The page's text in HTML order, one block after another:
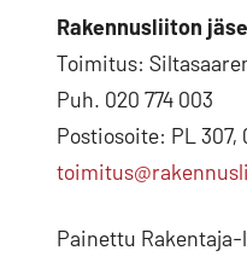
Rakennusliiton
Toimitus:
Puh. 020 774 003
Postiosoite: PL 307,
Painettu